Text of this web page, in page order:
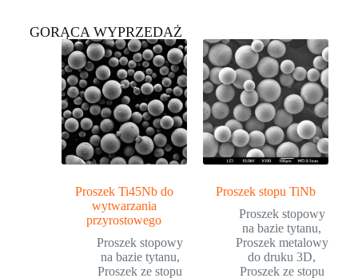
GORĄCA WYPRZEDAŻ
Proszek Ti45Nb do
wytwarzania
przyrostowego
Proszek stopowy
na bazie tytanu,
Proszek ze stopu
Proszek stopu TiNb
Proszek stopowy
na bazie tytanu,
Proszek metalowy
do druku 3D,
Proszek ze stopu